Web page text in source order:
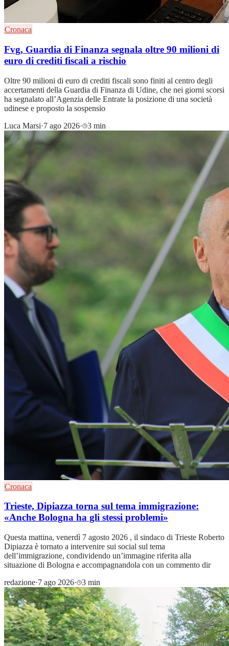
Cronaca
Fvg, Guardia di Finanza segnala oltre 90 milioni di
euro di crediti fiscali a rischio
Oltre 90 milioni di euro di crediti fiscali sono finiti al centro degli
accertamenti della Guardia di Finanza di Udine, che nei giorni scorsi
ha segnalato all’Agenzia delle Entrate la posizione di una società
udinese e proposto la sospensio
Luca Marsi·7 ago 2026· 3 min
Cronaca
Trieste, Dipiazza torna sul tema immigrazione:
«Anche Bologna ha gli stessi problemi»
Questa mattina, venerdì 7 agosto 2026 , il sindaco di Trieste Roberto
Dipiazza è tornato a intervenire sui social sul tema
dell’immigrazione, condividendo un’immagine riferita alla
situazione di Bologna e accompagnandola con un commento dir
redazione·7 ago 2026· 3 min